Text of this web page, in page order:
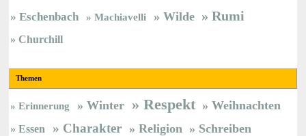
Eschenbach Machiavelli Wilde Rumi
Churchill
Themen
Erinnerung Winter Respekt Weihnachten
Essen Charakter Religion
Schreiben